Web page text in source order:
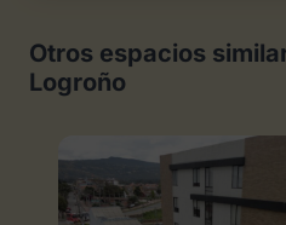
Otros espacios
Logroño